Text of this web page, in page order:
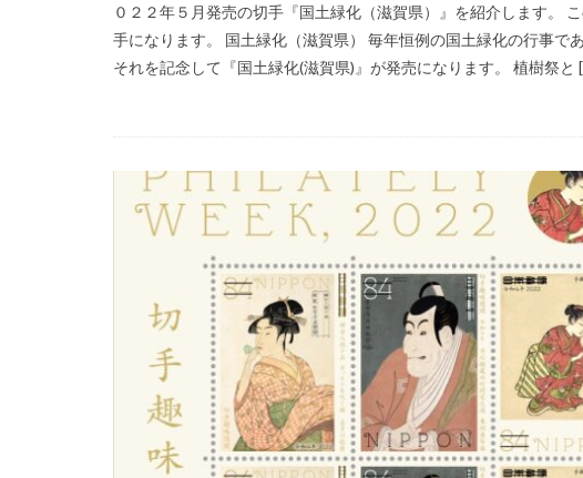
０２２年５月発売の切手『国土緑化（滋賀県）』を紹介します。
手になります。 国土緑化（滋賀県） 毎年恒例の国土緑化の行事で
それを記念して『国土緑化(滋賀県)』が発売になります。 植樹祭と